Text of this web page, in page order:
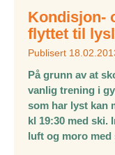
Kondisjon-
flyttet til
Publisert
På grunn av at
vanlig trening i
som har lyst kan
kl 19:30 med ski.
luft og moro med